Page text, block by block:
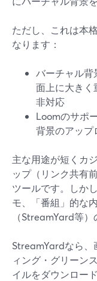
ただし、これは本
なります：
バーチャル背
面上に大きく
非対応
Loomのサポ
背景のアップ
主な用途が短くカ
ップ（リンク共有
ツールです。しか
モ、「番組」的な
（StreamYard等）
StreamYardなら、
ィング・グリーン
イルをダウンロー